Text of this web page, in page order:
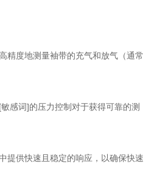
精度地测量袖带的充气和放气（通常
感词]的压力控制对于获得可靠的测
提供快速且稳定的响应，以确保快速